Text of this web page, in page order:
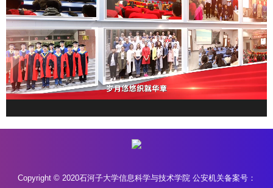
Copyright © 2020石河子大学信息科学与技术学院 公安机关备案号：